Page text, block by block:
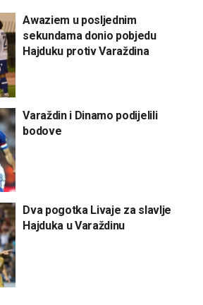
Awaziem u posljednim
sekundama donio pobjedu
Hajduku protiv Varaždina
Varaždin i Dinamo podijelili
bodove
Dva pogotka Livaje za slavlje
Hajduka u Varaždinu